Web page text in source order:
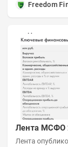
Freedom
Лента МСФО
Лента